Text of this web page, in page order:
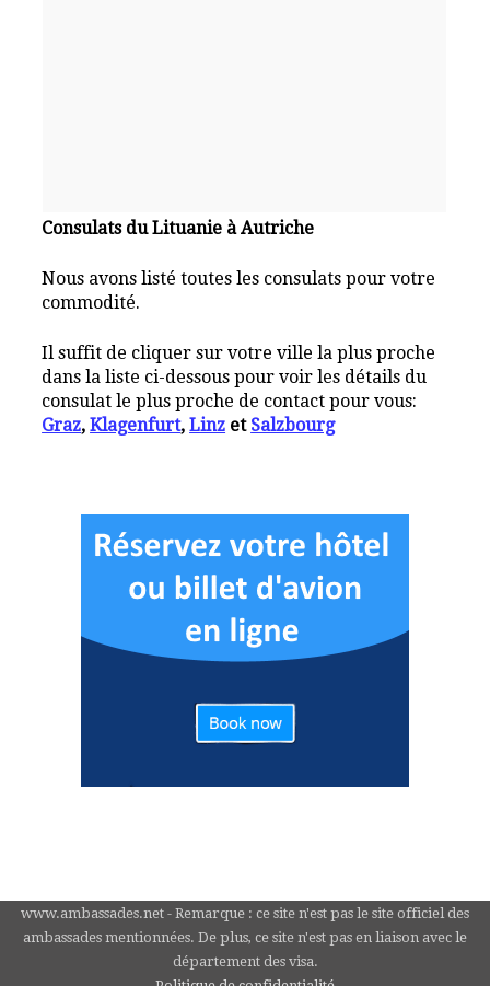
Consulats du Lituanie à Autriche
Nous avons listé toutes les consulats pour votre
commodité.
Il suffit de cliquer sur votre ville la plus proche
dans la liste ci-dessous pour voir les détails du
consulat le plus proche de contact pour vous:
Graz,Klagenfurt,Linz et Salzbourg
www.ambassades.net - Remarque : ce site n'est pas le site officiel des
ambassades mentionnées. De plus, ce site n'est pas en liaison avec le
département des visa.